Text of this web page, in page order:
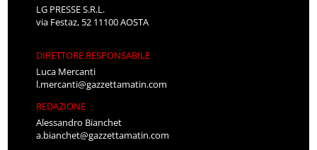
LG PRESSE S.R.L.
via Festaz, 52 11100 AOSTA
DIRETTORE RESPONSABILE
Luca Mercanti
l.mercanti@gazzettamatin.com
REDAZIONE
Alessandro Bianchet
a.bianchet@gazzettamatin.com